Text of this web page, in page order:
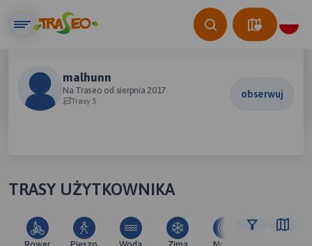
malhunn
Na Traseo od sierpnia 2017
Trasy 5
obserwuj
TRASY UŻYTKOWNIKA